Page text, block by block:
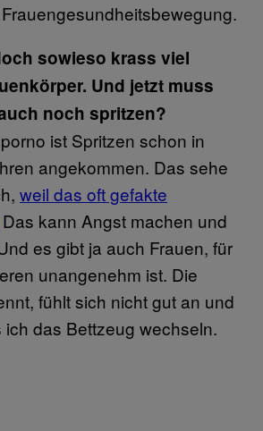
sowieso krass viel
Und jetzt muss
noch spritzen?
ist Spritzen schon in
angekommen. Das sehe
weil das oft gefakte
Das kann Angst machen und
es gibt ja auch Frauen, für
unangenehm ist. Die
fühlt sich nicht gut an und
ich das Bettzeug wechseln.